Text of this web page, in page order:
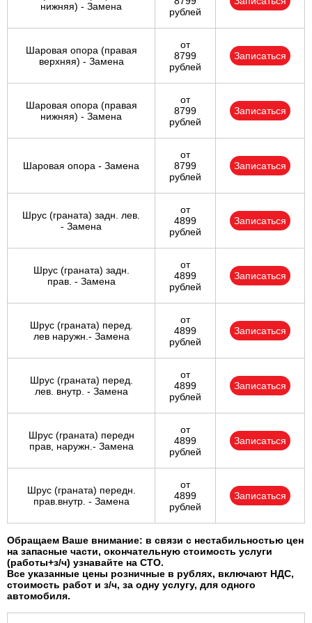
нижняя) - Замена
рублей
Шаровая опора (правая
верхняя) - Замена
от
8799
рублей
Записаться
Шаровая опора (правая
нижняя) - Замена
от
8799
рублей
Записаться
Шаровая опора - Замена
от
8799
рублей
Записаться
Шрус (граната) задн. лев.
- Замена
от
4899
рублей
Записаться
Шрус (граната) задн.
прав. - Замена
от
4899
рублей
Записаться
Шрус (граната) перед.
лев наружн.- Замена
от
4899
рублей
Записаться
Шрус (граната) перед.
лев. внутр. - Замена
от
4899
рублей
Записаться
Шрус (граната) передн
прав, наружн.- Замена
от
4899
рублей
Записаться
Шрус (граната) передн.
прав.внутр. - Замена
от
4899
рублей
Записаться
Обращаем Ваше внимание: в связи с нестабильностью цен
на запасные части, окончательную стоимость услуги
(работы+з/ч) узнавайте на СТО.
Все указанные цены розничные в рублях, включают НДС,
стоимость работ и з/ч, за одну услугу, для одного
автомобиля.